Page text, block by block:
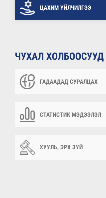
ЦАХИМ ҮЙЛЧИЛГЭЭ
ЧУХАЛ ХОЛБООСУУД
ГАДААДАД СУРАЛЦАХ
СТАТИСТИК МЭДЭЭЛЭЛ
ХУУЛЬ, ЭРХ ЗҮЙ